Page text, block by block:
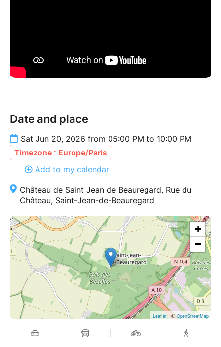
Date and place
Sat Jun 20, 2026 from 05:00 PM to 10:00 PM
Timezone : Europe/Paris
Add to my calendar
Château de Saint Jean de Beauregard, Rue du
Château, Saint-Jean-de-Beauregard
+
−
Leaflet| ©OpenStreetMap